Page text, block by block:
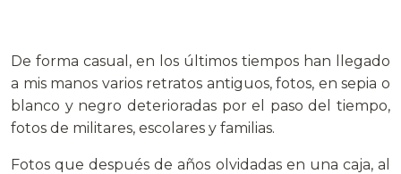
De forma casual, en los últimos tiempos han llegado
a mis manos varios retratos antiguos, fotos, en sepia o
blanco y negro deterioradas por el paso del tiempo,
fotos de militares, escolares y familias.
Fotos que después de años olvidadas en una caja, al